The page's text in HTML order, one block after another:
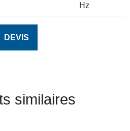
Hz
DEVIS
similaires